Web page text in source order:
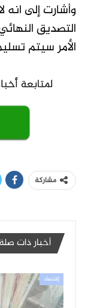
وأشارت إلى انه
التصديق
الأمر سيتم
مشاركة
أخبار ذات صلة
إقتصاد